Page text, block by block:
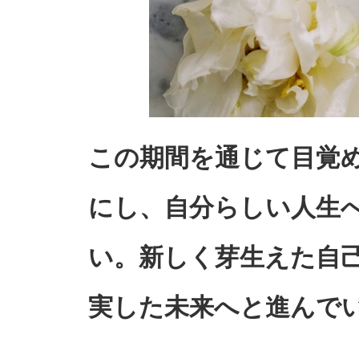
この期間を通じて目覚
にし、自分らしい人生
い。新しく芽生えた自
実した未来へと進んで